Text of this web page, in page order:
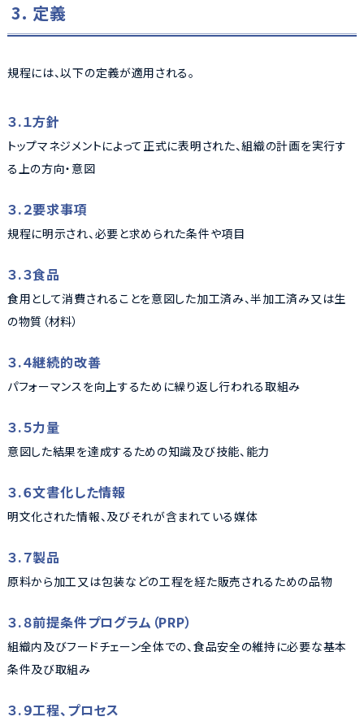
3. 定義
規程には、以下の定義が適用される。
３.１方針
トップマネジメントによって正式に表明された、組織の計画を実行す
る上の方向・意図
３.２要求事項
規程に明示され、必要と求められた条件や項目
３.３食品
食用として消費されることを意図した加工済み、半加工済み又は生
の物質（材料）
３.４継続的改善
パフォーマンスを向上するために繰り返し行われる取組み
３.５力量
意図した結果を達成するための知識及び技能、能力
３.６文書化した情報
明文化された情報、及びそれが含まれている媒体
３.７製品
原料から加工又は包装などの工程を経た販売されるための品物
３.８前提条件プログラム（PRP）
組織内及びフードチェーン全体での、食品安全の維持に必要な基本
条件及び取組み
３.９工程、プロセス